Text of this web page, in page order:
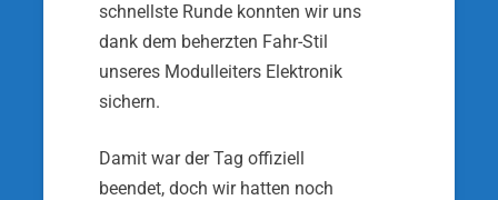
schnellste Runde konnten wir uns
dank dem beherz­ten Fahr-Stil
unseres Modulleiters Elektronik
sichern.
Damit war der Tag offiziell
beendet, doch wir hatten noch